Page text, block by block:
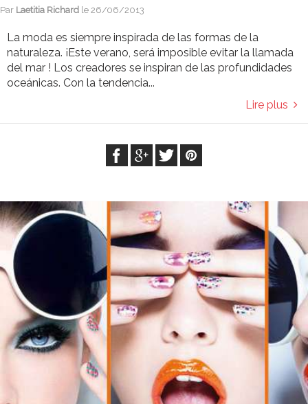
Par Laetitia Richard le 26/06/2013
La moda es siempre inspirada de las formas de la
naturaleza. ¡Este verano, será imposible evitar la llamada
del mar ! Los creadores se inspiran de las profundidades
oceánicas. Con la tendencia...
Lire plus